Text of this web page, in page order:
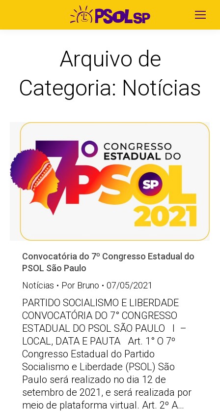
Arquivo de
Categoria: Notícias
Convocatória do 7º Congresso Estadual do
PSOL São Paulo
Notícias
Por Bruno 07/05/2021
PARTIDO SOCIALISMO E LIBERDADE
CONVOCATÓRIA DO 7° CONGRESSO
ESTADUAL DO PSOL SÃO PAULO I –
LOCAL, DATA E PAUTA Art. 1° O 7º
Congresso Estadual do Partido
Socialismo e Liberdade (PSOL) São
Paulo será realizado no dia 12 de
setembro de 2021, e será realizada por
meio de plataforma virtual. Art. 2º A…